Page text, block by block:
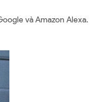
và Amazon Alexa.